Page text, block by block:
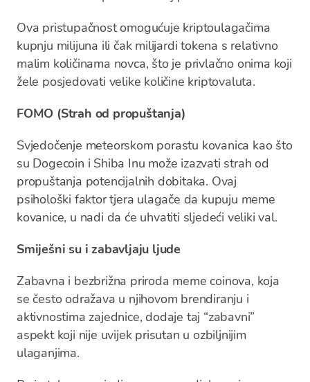
Ova pristupačnost omogućuje kriptoulagačima
kupnju milijuna ili čak milijardi tokena s relativno
malim količinama novca, što je privlačno onima koji
žele posjedovati velike količine kriptovaluta.
FOMO (Strah od propuštanja)
Svjedočenje meteorskom porastu kovanica kao što
su Dogecoin i Shiba Inu može izazvati strah od
propuštanja potencijalnih dobitaka. Ovaj
psihološki faktor tjera ulagače da kupuju meme
kovanice, u nadi da će uhvatiti sljedeći veliki val.
Smiješni su i zabavljaju ljude
Zabavna i bezbrižna priroda meme coinova, koja
se često odražava u njihovom brendiranju i
aktivnostima zajednice, dodaje taj “zabavni”
aspekt koji nije uvijek prisutan u ozbiljnijim
ulaganjima.